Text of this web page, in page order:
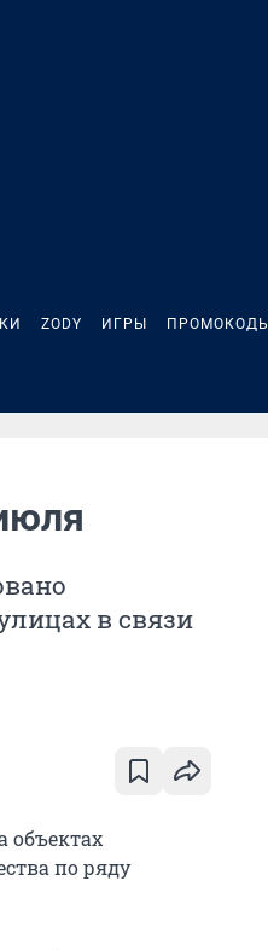
ZODY ИГРЫ ПРОМОКОДЫ
в связи
объектах
по ряду